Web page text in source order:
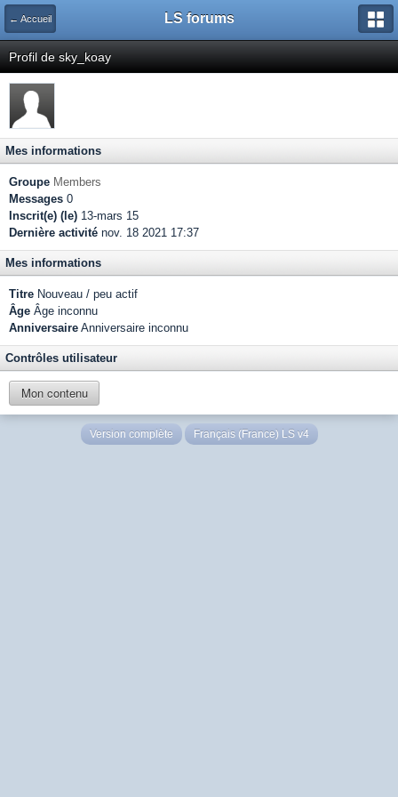
← Accueil LS forums
Profil de sky_koay
Mes informations
Groupe Members
Messages 0
Inscrit(e) (le) 13-mars 15
Dernière activité nov. 18 2021 17:37
Mes informations
Titre Nouveau / peu actif
Âge Âge inconnu
Anniversaire Anniversaire inconnu
Contrôles utilisateur
Mon contenu
Version complète Français (France) LS v4